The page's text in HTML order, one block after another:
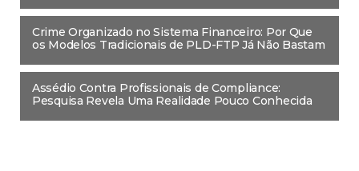
Crime Organizado no Sistema Financeiro: Por Que
os Modelos Tradicionais de PLD-FTP Já Não Bastam
Assédio Contra Profissionais de Compliance:
Pesquisa Revela Uma Realidade Pouco Conhecida